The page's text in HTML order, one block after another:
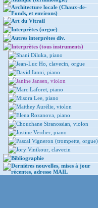
Architecture locale (Chaux-de-
Fonds, et environs)
Art du Vitrail
Interprètes (orgue)
Autres interprètes div.
Interprètes (tous instruments)
Shani Diluka, piano
Jean-Luc Ho, clavecin, orgue
David Ianni, piano
Janine Jansen, violon
Marc Laforet, piano
Misora Lee, piano
Matthey Aurélie, violon
Elena Rozanova, piano
Chouchane Siranossian, violon
Justine Verdier, piano
Pascal Vigneron (trompette, orgue)
Jory Vinikour, clavecin
Bibliographie
Dernières nouvelles, mises à jour
récentes, adresse MAIL